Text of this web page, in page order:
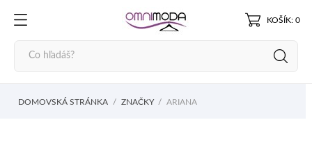
KOŠÍK: 0
DOMOVSKÁ STRÁNKA ZNAČKY ARIANA